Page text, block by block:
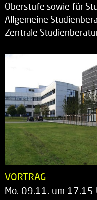
Oberstufe sowie für
Allgemeine
Zentrale
VORTRAG
Mo. 09.11. um 17.15